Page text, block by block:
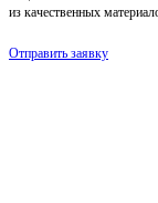
из качественных
Отправить заявку